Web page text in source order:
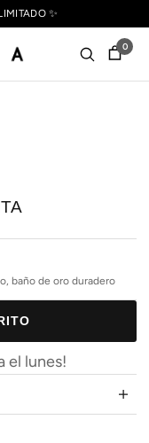
✨
0
baño de oro duradero
el lunes!